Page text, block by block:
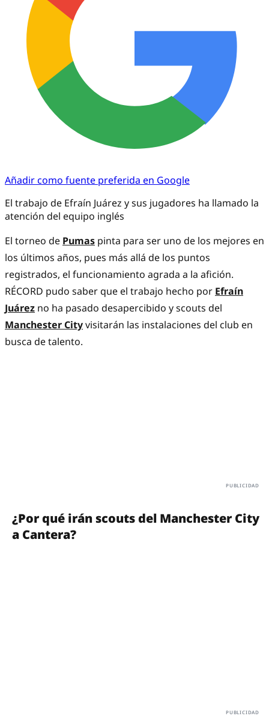
Añadir como fuente preferida en Google
El trabajo de Efraín Juárez y sus jugadores ha llamado la
atención del equipo inglés
El torneo de Pumas pinta para ser uno de los mejores en
los últimos años, pues más allá de los puntos
registrados, el funcionamiento agrada a la afición.
RÉCORD pudo saber que el trabajo hecho por Efraín
Juárez no ha pasado desapercibido y scouts del
Manchester Cityvisitarán las instalaciones del club en
busca de talento.
¿Por qué irán scouts del Manchester City
a Cantera?